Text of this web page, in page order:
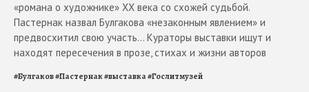
«романа о художнике» ХХ века со схожей судьбой.
Пастернак назвал Булгакова «незаконным явлением» и
предвосхитил свою участь... Кураторы выставки ищут и
находят пересечения в прозе, стихах и жизни авторов
#Булгаков#Пастернак#выставка#Гослитмузей